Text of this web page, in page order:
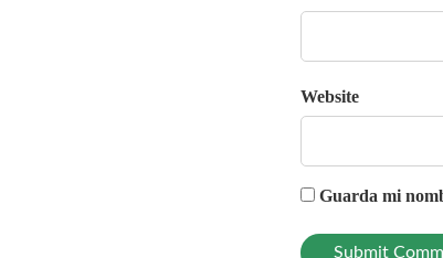
Website
Guarda mi